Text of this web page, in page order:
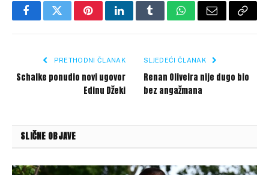
FacebookTwitterPinterestLinkedInTumblrWhatsApp
Email Copy
PRETHODNI ČLANAK
Schalke ponudio novi ugovor
Edinu Džeki
SLJEDEĆI ČLANAK
Renan Oliveira nije dugo bio
bez angažmana
SLIČNE OBJAVE